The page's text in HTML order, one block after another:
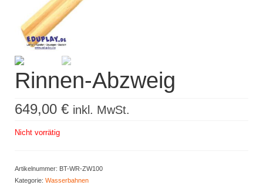
Newsletter
Kontakt
Log In / Mein Konto
Products
search
Rinnen-Abzweig
649,00 € inkl. MwSt.
Nicht vorrätig
Artikelnummer: BT-WR-ZW100
Kategorie: Wasserbahnen